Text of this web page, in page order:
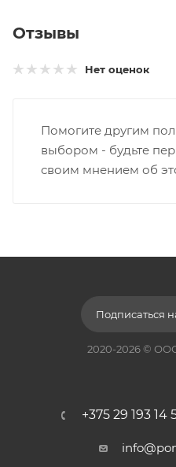
Отзывы
Нет оценок
Помогите другим
выбором - будьте
своим мнением об
Подписаться
2020-2026 ©
+375 29 193 14